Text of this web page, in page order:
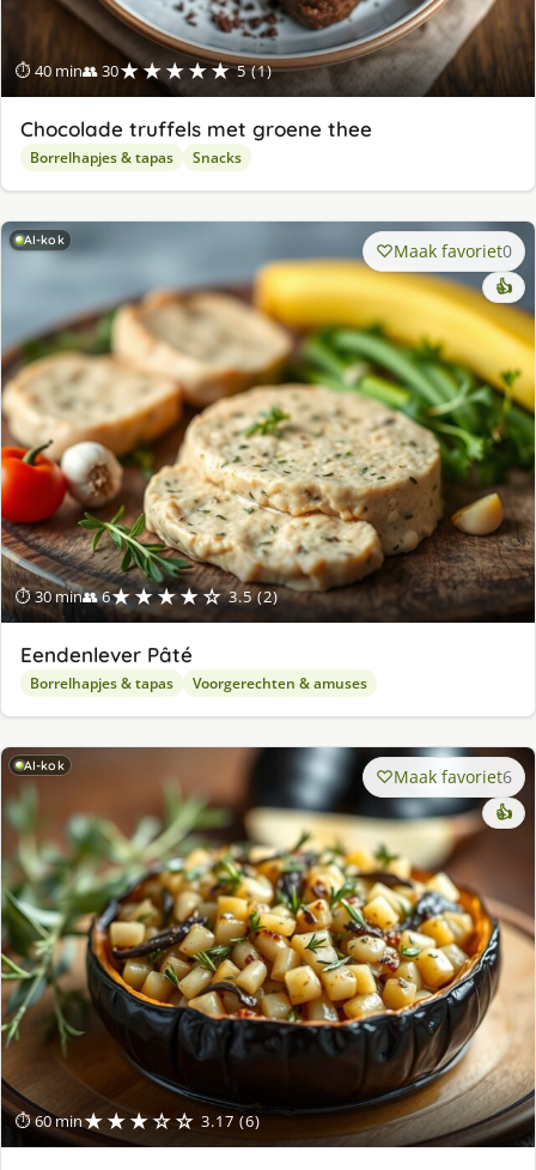
⏱ 40 min👥 30★★★★★ 5 (1)
Chocolade truffels met groene thee
Borrelhapjes & tapas Snacks
AI-kok
⏱ 30 min👥 6★★★★☆ 3.5 (2)
Maak favoriet0
👍
Eendenlever Pâté
Borrelhapjes & tapas Voorgerechten & amuses
AI-kok
⏱ 60 min★★★☆☆ 3.17 (6)
Maak favoriet6
👍